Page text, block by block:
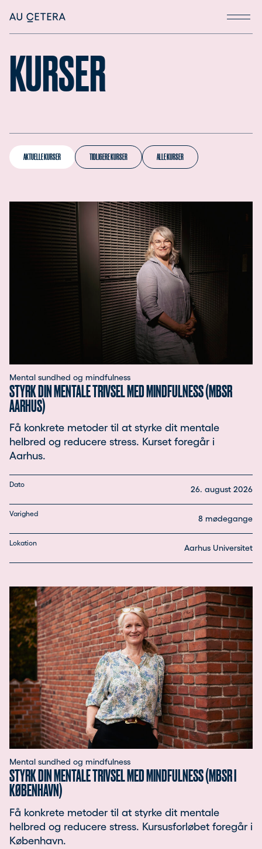
KURSER
AKTUELLE KURSER TIDLIGERE KURSER ALLE KURSER
Mental sundhed og mindfulness
STYRK DIN MENTALE TRIVSEL MED MINDFULNESS (MBSR
AARHUS)
Få konkrete metoder til at styrke dit mentale
helbred og reducere stress. Kurset foregår i
Aarhus.
Dato
26. august 2026
Varighed
8 mødegange
Lokation
Aarhus Universitet
Mental sundhed og mindfulness
STYRK DIN MENTALE TRIVSEL MED MINDFULNESS (MBSR I
KØBENHAVN)
Få konkrete metoder til at styrke dit mentale
helbred og reducere stress. Kursusforløbet foregår i
København.